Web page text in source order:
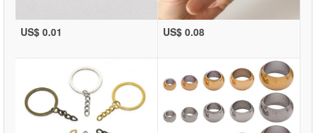
US$ 0.01 US$ 0.08